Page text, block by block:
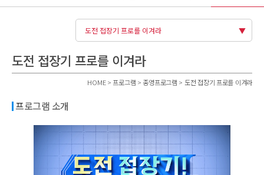
도전 접장기 프로를 이겨라
도전 접장기 프로를 이겨라
HOME > 프로그램 > 종영프로그램 > 도전 접장기 프로를 이겨라
프로그램 소개